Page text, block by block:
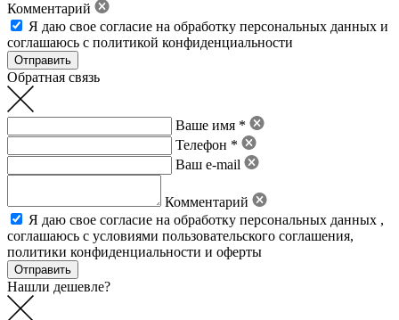
Комментарий
Я даю свое согласие на обработку персональных данных и
соглашаюсь с политикой конфиденциальности
Обратная связь
Ваше имя *
Телефон *
Ваш e-mail
Комментарий
Я даю свое согласие на обработку персональных данных ,
соглашаюсь с условиями пользовательского соглашения,
политики конфиденциальности и оферты
Нашли дешевле?